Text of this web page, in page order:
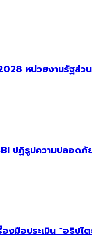
หน่วยงานรัฐส่ว
ปฏิรูปความปลอด
มือประเมิน “อธิปไ